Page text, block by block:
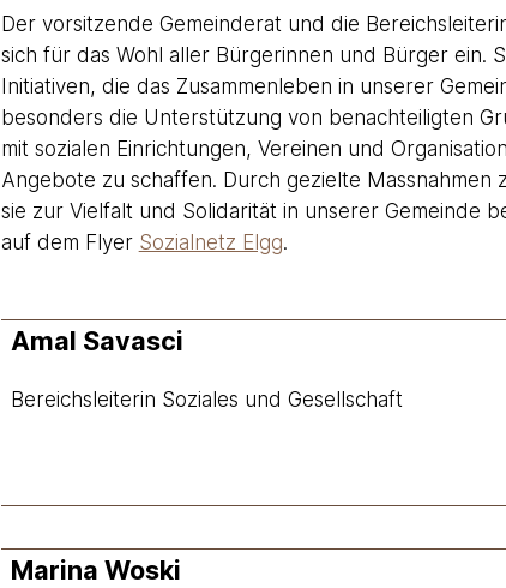
Beschreibung Soziales und
Der vorsitzende Gemeinderat und die
sich für das Wohl aller Bürgerinnen und Bürger ein.
Initiativen, die das Zusammenleben in unserer
besonders die Unterstützung von benachteiligten
mit sozialen Einrichtungen, Vereinen und
Angebote zu schaffen. Durch gezielte
sie zur Vielfalt und Solidarität in unserer Gemeinde
auf dem Flyer Sozialnetz Elgg.
Amal Savasci
Bereichsleiterin Soziales und Gesellschaft
Marina Woski